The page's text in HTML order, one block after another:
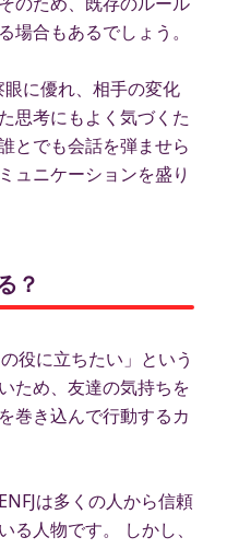
場合もあるでしょう。
に優れ、相手の変化
思考にもよく気づくた
とでも会話を弾ませら
ュニケーションを盛り
？
役に立ちたい」という
ため、友達の気持ちを
巻き込んで行動するカ
は多くの人から信頼
る人物です。 しかし、